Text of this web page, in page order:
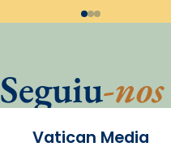
Seguiu-nos
Vatican Media